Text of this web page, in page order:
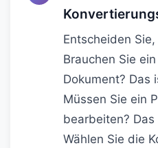
Entscheiden
Brauchen Sie
Dokument? Das
Müssen Sie ein
bearbeiten? Das
Wählen Sie die